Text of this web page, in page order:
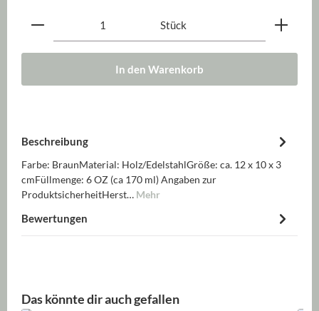
Produkt Anzahl: Gib den gewünschten Wert ein
Stück
In den Warenkorb
Beschreibung
Farbe: BraunMaterial: Holz/EdelstahlGröße: ca. 12 x 10 x 3
cmFüllmenge: 6 OZ (ca 170 ml) Angaben zur
ProduktsicherheitHerst… Mehr
Bewertungen
Produktgalerie überspringen
Das könnte dir auch gefallen